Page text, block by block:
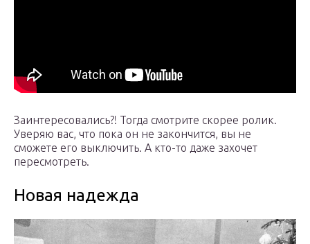
Заинтересовались?! Тогда смотрите скорее ролик.
Уверяю вас, что пока он не закончится, вы не
сможете его выключить. А кто-то даже захочет
пересмотреть.
Новая надежда